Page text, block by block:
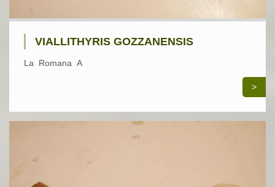
VIALLITHYRIS GOZZANENSIS
La Romana A
>